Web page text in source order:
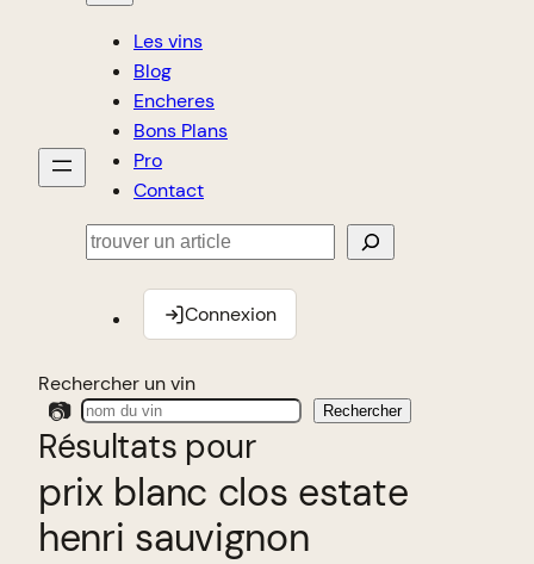
Les vins
Blog
Encheres
Bons Plans
Pro
Contact
Rechercher
Connexion
Rechercher un vin
📷 Rechercher
Résultats pour
prix blanc clos estate
henri sauvignon